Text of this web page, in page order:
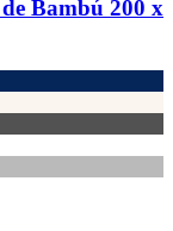
Bambú 200 x